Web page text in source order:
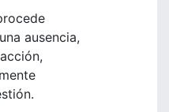
ausencia,